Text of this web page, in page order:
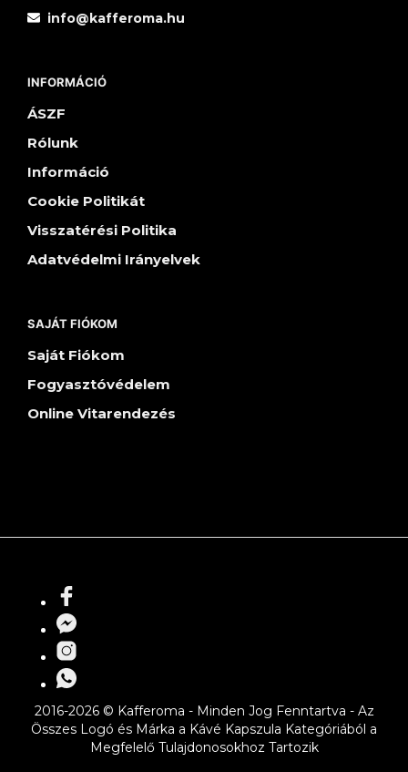
info@kafferoma.hu
INFORMÁCIÓ
ÁSZF
Rólunk
Információ
Cookie Politikát
Visszatérési Politika
Adatvédelmi Irányelvek
SAJÁT FIÓKOM
Saját Fiókom
Fogyasztóvédelem
Online Vitarendezés
2016-2026 © Kafferoma - Minden Jog Fenntartva - Az
Összes Logó és Márka a Kávé Kapszula Kategóriából a
Megfelelő Tulajdonosokhoz Tartozik